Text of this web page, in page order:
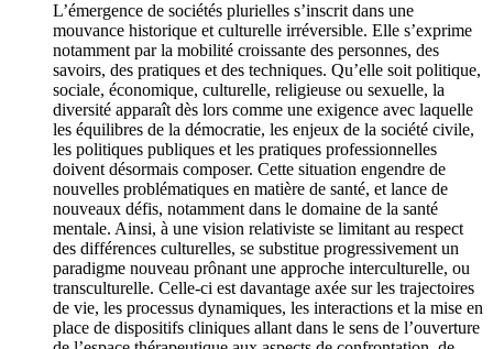
L’émergence de sociétés plurielles s’inscrit dans une
mouvance historique et culturelle irréversible. Elle s’exprime
notamment par la mobilité croissante des personnes, des
savoirs, des pratiques et des techniques. Qu’elle soit politique,
sociale, économique, culturelle, religieuse ou sexuelle, la
diversité apparaît dès lors comme une exigence avec laquelle
les équilibres de la démocratie, les enjeux de la société civile,
les politiques publiques et les pratiques professionnelles
doivent désormais composer. Cette situation engendre de
nouvelles problématiques en matière de santé, et lance de
nouveaux défis, notamment dans le domaine de la santé
mentale. Ainsi, à une vision relativiste se limitant au respect
des différences culturelles, se substitue progressivement un
paradigme nouveau prônant une approche interculturelle, ou
transculturelle. Celle-ci est davantage axée sur les trajectoires
de vie, les processus dynamiques, les interactions et la mise en
place de dispositifs cliniques allant dans le sens de l’ouverture